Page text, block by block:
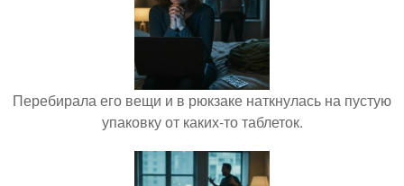
Перебирала его вещи и в рюкзаке наткнулась на пустую
упаковку от каких-то таблеток.